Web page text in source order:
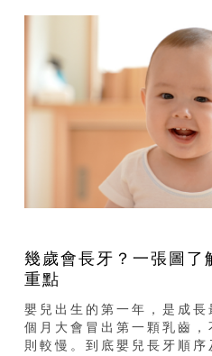
幾歲會長牙？一張圖了
重點
嬰兒出生的第一年，是成
個月大會冒出第一顆乳齒
則較慢。到底嬰兒長牙順